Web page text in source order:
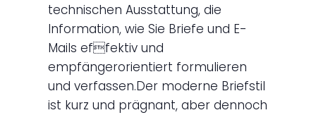
technischen Ausstattung, die
Information, wie Sie Briefe und E-
Mails effektiv und
empfängerorientiert formulieren
und verfassen.Der moderne Briefstil
ist kurz und prägnant, aber dennoch